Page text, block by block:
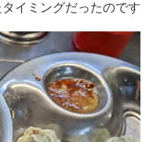
イミングだったのです